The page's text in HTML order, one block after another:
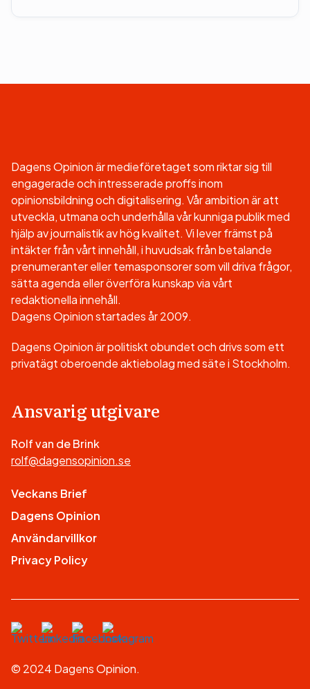
Dagens Opinion är medieföretaget som riktar sig till
engagerade och intresserade proffs inom
opinionsbildning och digitalisering. Vår ambition är att
utveckla, utmana och underhålla vår kunniga publik med
hjälp av journalistik av hög kvalitet. Vi lever främst på
intäkter från vårt innehåll, i huvudsak från betalande
prenumeranter eller temasponsorer som vill driva frågor,
sätta agenda eller överföra kunskap via vårt
redaktionella innehåll.
Dagens Opinion startades år 2009.
Dagens Opinion är politiskt obundet och drivs som ett
privatägt oberoende aktiebolag med säte i Stockholm.
Ansvarig utgivare
Rolf van de Brink
rolf@dagensopinion.se
Veckans Brief
Dagens Opinion
Användarvillkor
Privacy Policy
© 2024 Dagens Opinion.